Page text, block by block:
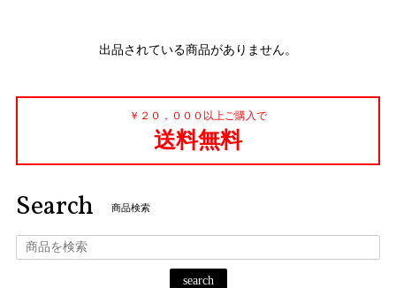
出品されている商品がありません。
￥２０，０００以上ご購入で
送料無料
Search 商品検索
search